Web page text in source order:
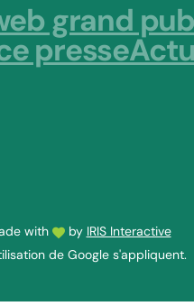
grand
presse
with by IRIS Interactive
de Google s'appliquent.